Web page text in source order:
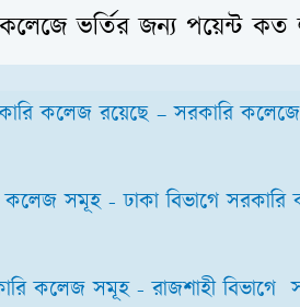
ভর্তির জন্য পয়েন্ট
কলেজ রয়েছে – সরকারি
কলেজ সমূহ - ঢাকা বিভাগে
কলেজ সমূহ - রাজশাহী